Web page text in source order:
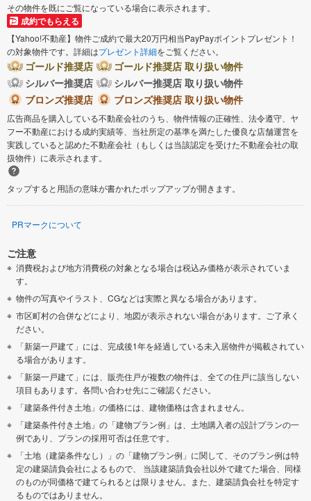
その物件を既にご覧になっている場合に表示されます。
成約でもらえる
【Yahoo!不動産】物件ご成約で最大20万円相当PayPayポイントプレゼント！
の対象物件です。詳細はプレゼント詳細をご覧ください。
ゴールド推奨店
ゴールド推奨店 取り扱い物件
シルバー推奨店
シルバー推奨店 取り扱い物件
ブロンズ推奨店
ブロンズ推奨店 取り扱い物件
広告商品を購入している不動産会社のうち、物件情報の正確性、法令遵守、ヤ
フー不動産における成約実績等、当社所定の基準を満たした優良な店舗運営を
実践していると認めた不動産会社（もしくは当該認定を受けた不動産会社の取
扱物件）に表示されます。
タップすると用語の意味が書かれたポップアップが開きます。
PRマークについて
ご注意
消費税および地方消費税の対象となる場合は税込み価格が表示されていま
す。
物件の写真やイラスト、CGなどは実際と異なる場合があります。
市区町村の合併などにより、地図が表示されない場合があります。ご了承く
ださい。
「新築一戸建て」には、完成後1年を経過している未入居物件が掲載されてい
る場合があります。
「新築一戸建て」には、販売住戸が複数の物件は、全ての住戸に該当しない
項目もあります。各問い合わせ先にご確認ください。
「建築条件付き土地」の価格には、建物価格は含まれません。
「建築条件付き土地」の「建物プラン例」は、土地購入者の設計プランの一
例であり、プランの採用可否は任意です。
「土地（建築条件なし）」の「建物プラン例」に関して、そのプラン例は特
定の建築請負会社によるもので、 当該建築請負会社以外で建てた場合、同様
のものが同価格で建てられるとは限りません。また、建築請負会社を特定す
るものではありません。